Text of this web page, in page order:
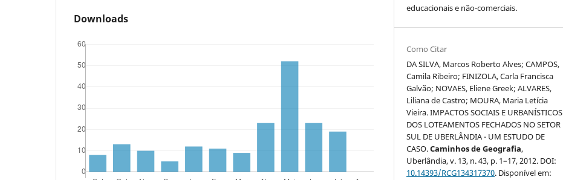
Downloads
educacionais e não-comerciais.
Como Citar
DA SILVA, Marcos Roberto Alves; CAMPOS,
Camila Ribeiro; FINIZOLA, Carla Francisca
Galvão; NOVAES, Eliene Greek; ALVARES,
Liliana de Castro; MOURA, Maria Letícia
Vieira. IMPACTOS SOCIAIS E URBANÍSTICOS
DOS LOTEAMENTOS FECHADOS NO SETOR
SUL DE UBERLÂNDIA - UM ESTUDO DE
CASO.Caminhos de Geografia,
Uberlândia, v. 13, n. 43, p. 1–17, 2012. DOI:
10.14393/RCG134317370. Disponível em: